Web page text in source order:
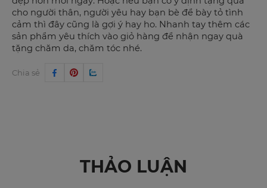
cho người thân, người yêu hay bạn bè để bày tỏ tình
cảm thì đây cũng là gợi ý hay ho. Nhanh tay thêm các
sản phẩm yêu thích vào giỏ hàng để nhận ngay quà
tặng chăm da, chăm tóc nhé.
Chia sẻ
THẢO LUẬN